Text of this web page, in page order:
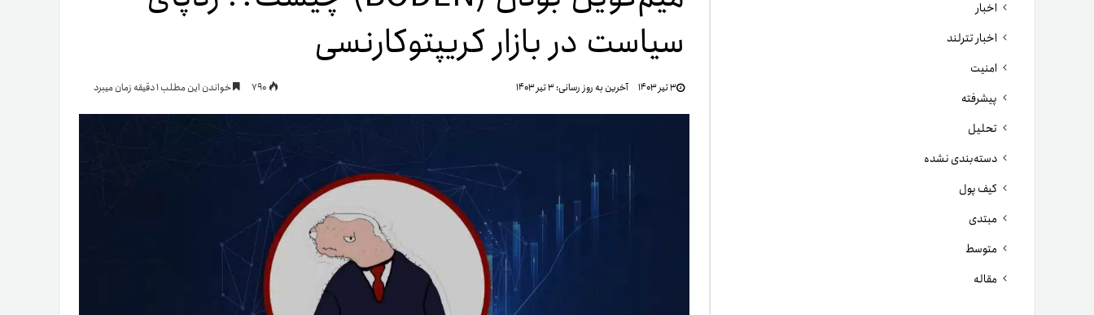
تنظیمات
اخبار
اخبار تترلند
امنیت
پیشرفته
تحلیل
دسته‌بندی نشده
کیف پول
مبتدی
متوسط
مقاله
سیاست در بازار کریپتوکارنسی
۳ تیر ۱۴۰۳ آخرین به روز رسانی:۳ تیر ۱۴۰۳ خواندن این مطلب 1 دقیقه زمان میبرد